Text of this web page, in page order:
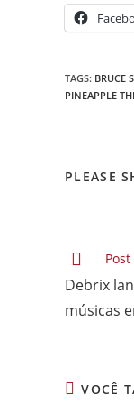
TAGS: BRUCE
PINEAPPLE
PLEASE
Leia
artigos
Debrix
músicas
VOCÊ